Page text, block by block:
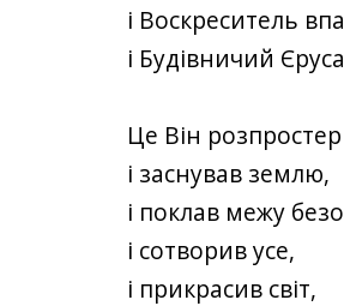
і Воскреситель
і Будівничий
Це Він
і заснував землю,
і поклав межу
і сотворив усе,
і прикрасив світ,